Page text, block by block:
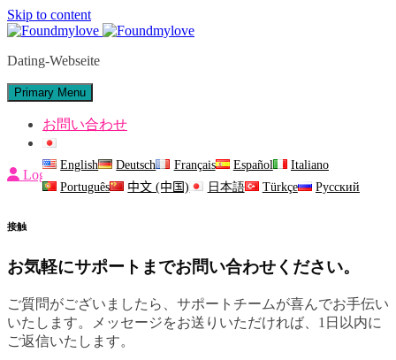
Skip to content
Dating-Webseite
Primary Menu
お問い合わせ
English Deutsch Français Español
Italiano
Português
中文 (中国) 日本語 Türkçe Русский
Login
接触
お気軽にサポートまでお問い合わせください。
ご質問がございましたら、サポートチームが喜んでお手伝い
いたします。メッセージをお送りいただければ、1日以内に
ご返信いたします。